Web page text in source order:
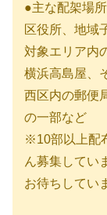
●主な配架場所
区役所、地域
対象エリア内
横浜高島屋、
西区内の郵便
の一部など
※10部以上配
ん募集してい
お待ちしてい